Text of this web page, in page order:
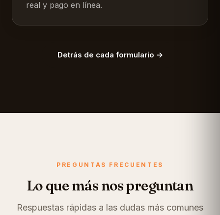
real y pago en línea.
Detrás de cada formulario →
PREGUNTAS FRECUENTES
Lo que más nos preguntan
Respuestas rápidas a las dudas más comunes